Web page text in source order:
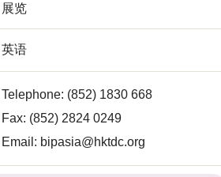
展览
英语
Telephone: (852) 1830 668
Fax: (852) 2824 0249
Email: bipasia@hktdc.org